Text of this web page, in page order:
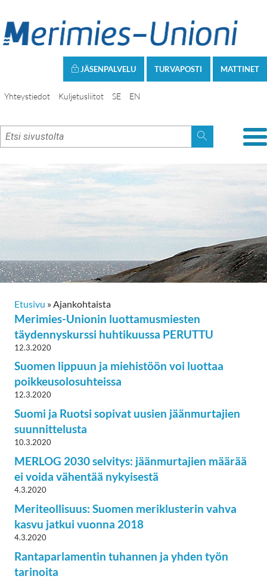
MATTINET
TURVAPOSTI
JÄSENPALVELU
Yhteystiedot Kuljetusliitot SE EN
Etusivu » Ajankohtaista
Merimies-Unionin luottamusmiesten
täydennyskurssi huhtikuussa PERUTTU
12.3.2020
Suomen lippuun ja miehistöön voi luottaa
poikkeusolosuhteissa
12.3.2020
Suomi ja Ruotsi sopivat uusien jäänmurtajien
suunnittelusta
10.3.2020
MERLOG 2030 selvitys: jäänmurtajien määrää
ei voida vähentää nykyisestä
4.3.2020
Meriteollisuus: Suomen meriklusterin vahva
kasvu jatkui vuonna 2018
4.3.2020
Rantaparlamentin tuhannen ja yhden työn
tarinoita